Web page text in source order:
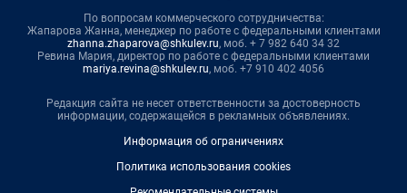
По вопросам коммерческого сотрудничества:
Жапарова Жанна, менеджер по работе с федеральными клиентами
zhanna.zhaparova@shkulev.ru, моб. + 7 982 640 34 32
Ревина Мария, директор по работе с федеральными клиентами
mariya.revina@shkulev.ru, моб. +7 910 402 4056
Редакция сайта не несет ответственности за достоверность
информации, содержащейся в рекламных объявлениях.
Информация об ограничениях
Политика использования cookies